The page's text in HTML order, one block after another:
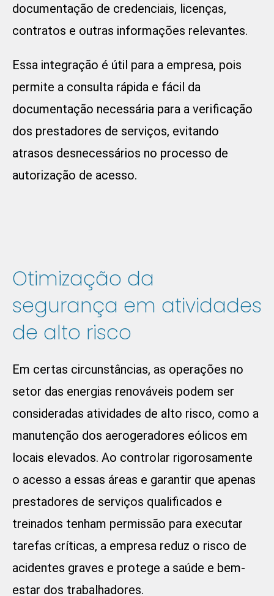
documentação de credenciais, licenças,
contratos e outras informações relevantes.
Essa integração é útil para a empresa, pois
permite a consulta rápida e fácil da
documentação necessária para a verificação
dos prestadores de serviços, evitando
atrasos desnecessários no processo de
autorização de acesso.
Otimização da
segurança em atividades
de alto risco
Em certas circunstâncias, as operações no
setor das energias renováveis podem ser
consideradas atividades de alto risco, como a
manutenção dos aerogeradores eólicos em
locais elevados. Ao controlar rigorosamente
o acesso a essas áreas e garantir que apenas
prestadores de serviços qualificados e
treinados tenham permissão para executar
tarefas críticas, a empresa reduz o risco de
acidentes graves e protege a saúde e bem-
estar dos trabalhadores.